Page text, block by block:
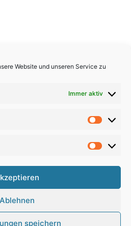
Website und unseren Service zu
Immer aktiv
Ablehnen
speichern
All Rights Reserved